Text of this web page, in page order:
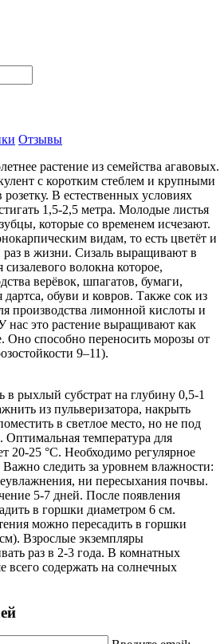
Отзывы
растение из семейства агавовых.
с коротким стеблем и крупными
В естественных условиях
1,5-2,5 метра. Молодые листья
которые со временем исчезают.
видам, то есть цветёт и
раз в жизни. Сизаль выращивают в
волокна которое,
верёвок, шпагатов, бумаги,
дартса, обуви и ковров. Также сок из
производства лимонной кислоты и
нас это растение выращивают как
Оно способно переносить морозы от
9–11).
в рыхлый субстрат на глубину 0,5-1
из пульверизатора, накрыть
в светлое место, но не под
температура для
20-25 °С. Необходимо регулярное
следить за уровнем влажности:
ни пересыхания почвы.
5-7 дней. После появления
в горшки диаметром 6 см.
можно пересадить в горшки
Взрослые экземпляры
раз в 2-3 года. В комнатных
всего содержать на солнечных